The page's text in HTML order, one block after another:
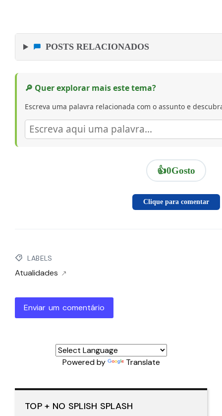
POSTS RELACIONADOS
🔎 Quer explorar mais este tema?
Escreva uma palavra relacionada com o assunto e
👍0Gosto
Clique para comentar
LABELS
Atualidades
Enviar um comentário
Powered by Translate
TOP + NO SPLISH SPLASH